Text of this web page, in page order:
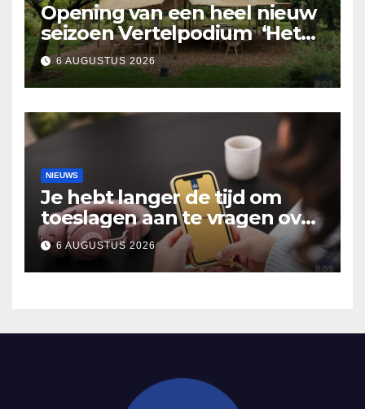
Opening van een heel nieuw
seizoen Vertelpodium ‘Het
Lopende Vuur’. Landelijke
verhalen in Bomentuin D’n
Hooidonk
6 AUGUSTUS 2026
NIEUWS
Je hebt langer de tijd om
toeslagen aan te vragen over
2025
6 AUGUSTUS 2026